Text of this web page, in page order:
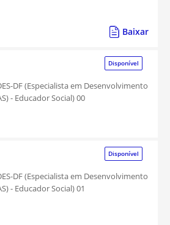
Baixar
Disponível
DF (Especialista em Desenvolvimento
- Educador Social) 00
Disponível
DF (Especialista em Desenvolvimento
- Educador Social) 01